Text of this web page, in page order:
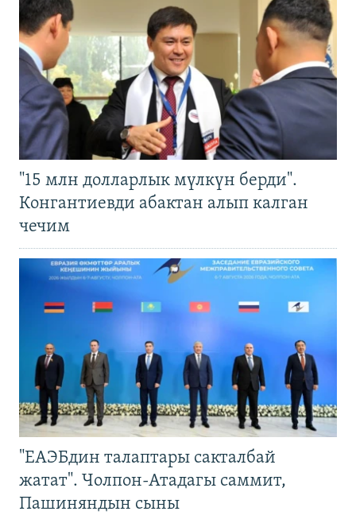
"15 млн долларлык мүлкүн берди".
Конгантиевди абактан алып калган
чечим
"ЕАЭБдин талаптары сакталбай
жатат". Чолпон-Атадагы саммит,
Пашиняндын сыны